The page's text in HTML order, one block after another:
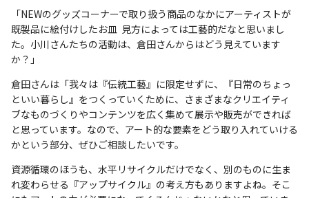
「NEWのグッズコーナーで取り扱う商品のなかにアーティストが
既製品に絵付けしたお皿 見方によっては工藝的だなと思いまし
た。小川さんたちの活動は、倉田さんからはどう見えています
か？」
倉田さんは「我々は『伝統工藝』に限定せずに、『日常のちょっ
といい暮らし』をつくっていくために、さまざまなクリエイティ
ブなものづくりやコンテンツを広く集めて展示や販売ができれば
と思っています。なので、アート的な要素をどう取り入れていける
かという部分、ぜひご相談したいです。
資源循環のほうも、水平リサイクルだけでなく、別のものに生ま
れ変わらせる『アップサイクル』の考え方もありますよね。そこ